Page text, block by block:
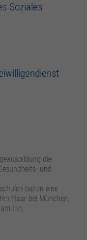
Soziales
die
und
bieten eine
Haar bei München,
Inn.